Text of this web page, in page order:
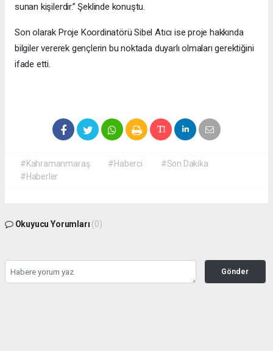
sunan kişilerdir.” Şeklinde konuştu.
Son olarak Proje Koordinatörü Sibel Atıcı ise proje hakkında
bilgiler vererek gençlerin bu noktada duyarlı olmaları gerektiğini
ifade etti.
#Kahramanmaraş #Haberci
#Son Dakika
#Haberler
Okuyucu Yorumları (0)
Gönder